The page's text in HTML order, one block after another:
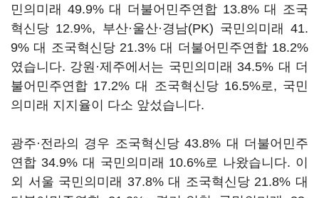
민의미래 49.9% 대 더불어민주연합 13.8% 대 조국
혁신당 12.9%, 부산·울산·경남(PK) 국민의미래 41.
9% 대 조국혁신당 21.3% 대 더불어민주연합 18.2%
였습니다. 강원·제주에서는 국민의미래 34.5% 대 더
불어민주연합 17.2% 대 조국혁신당 16.5%로, 국민
의미래 지지율이 다소 앞섰습니다.
광주·전라의 경우 조국혁신당 43.8% 대 더불어민주
연합 34.9% 대 국민의미래 10.6%로 나왔습니다. 이
외 서울 국민의미래 37.8% 대 조국혁신당 21.8% 대